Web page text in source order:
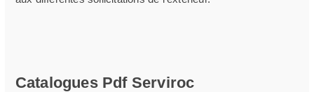
Catalogues Pdf Serviroc